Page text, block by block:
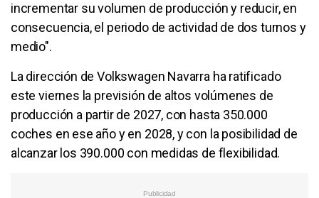
incrementar su volumen de producción y reducir, en
consecuencia, el periodo de actividad de dos turnos y
medio".
La dirección de Volkswagen Navarra ha ratificado
este viernes la previsión de altos volúmenes de
producción a partir de 2027, con hasta 350.000
coches en ese año y en 2028, y con la posibilidad de
alcanzar los 390.000 con medidas de flexibilidad.